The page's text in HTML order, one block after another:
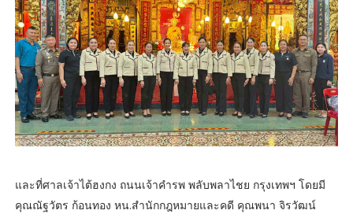
และที่ศาลเจ้าไต้ฮงกง ถนนเจ้าคำรพ พลับพลาไชย กรุงเทพฯ โดยมี
คุณณัฐวัตร ก้อนทอง หน.สำนักกฎหมายและคดี คุณพนา จิรวัฒน์